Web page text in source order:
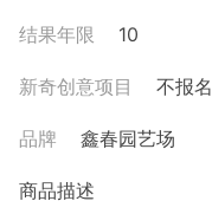
结果年限 10
新奇创意项目 不报名
品牌 鑫春园艺场
商品描述